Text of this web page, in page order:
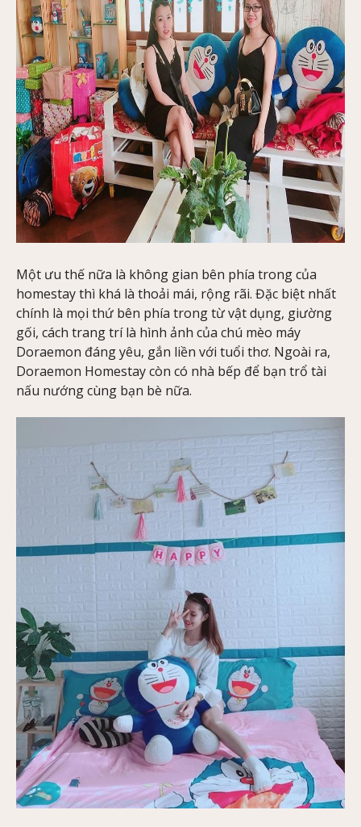
Một ưu thế nữa là không gian bên phía trong của
homestay thì khá là thoải mái, rộng rãi. Đặc biệt nhất
chính là mọi thứ bên phía trong từ vật dụng, giường
gối, cách trang trí là hình ảnh của chú mèo máy
Doraemon đáng yêu, gắn liền với tuổi thơ. Ngoài ra,
Doraemon Homestay còn có nhà bếp để bạn trổ tài
nấu nướng cùng bạn bè nữa.